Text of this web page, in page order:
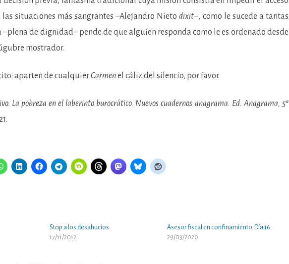
situaciones más sangrantes –Alejandro Nietodixit–, como le sucede a tantas
–plena de dignidad– pende de que alguien responda como le es ordenado desde
mostrador.
aparten de cualquierCarmenel cáliz del silencio, por favor.
La pobreza en el laberinto burocrático. Nuevos cuadernos anagrama. Ed. Anagrama, 5ª
Stop a los desahucios
17/11/2012
Asesor fiscal en confinamiento. Día 16.
29/03/2020